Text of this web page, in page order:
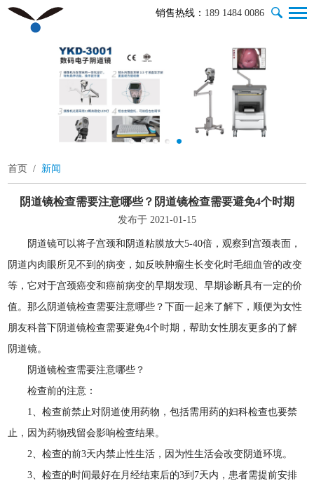
销售热线： 189 1484 0086
首页 / 新闻
阴道镜检查需要注意哪些？阴道镜检查需要避免4个时期
发布于 2021-01-15
阴道镜可以将子宫颈和阴道粘膜放大5-40倍，观察到宫颈表面，
阴道内肉眼所见不到的病变，如反映肿瘤生长变化时毛细血管的改变
等，它对于宫颈癌变和癌前病变的早期发现、早期诊断具有一定的价
值。那么阴道镜检查需要注意哪些？下面一起来了解下，顺便为女性
朋友科普下阴道镜检查需要避免4个时期，帮助女性朋友更多的了解
阴道镜。
阴道镜检查需要注意哪些？
检查前的注意：
1、检查前禁止对阴道使用药物，包括需用药的妇科检查也要禁
止，因为药物残留会影响检查结果。
2、检查的前3天内禁止性生活，因为性生活会改变阴道环境。
3、检查的时间最好在月经结束后的3到7天内，患者需提前安排